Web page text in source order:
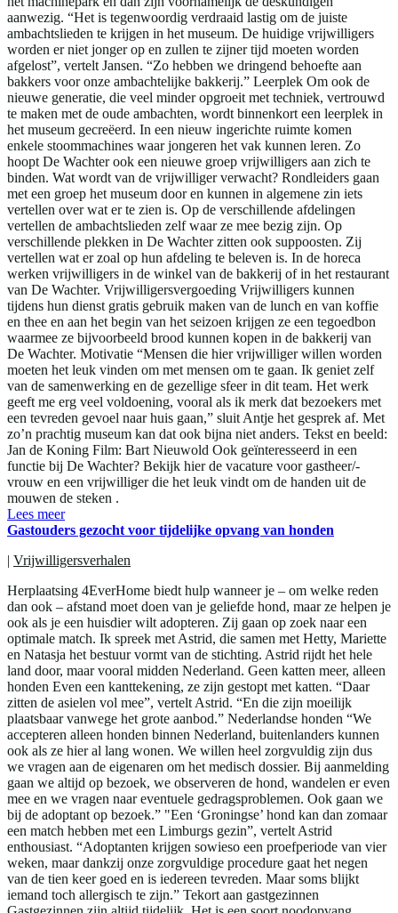
aanwezig. “Het is tegenwoordig verdraaid lastig om de juiste
ambachtslieden te krijgen in het museum. De huidige vrijwilligers
worden er niet jonger op en zullen te zijner tijd moeten worden
afgelost”, vertelt Jansen. “Zo hebben we dringend behoefte aan
bakkers voor onze ambachtelijke bakkerij.” Leerplek Om ook de
nieuwe generatie, die veel minder opgroeit met techniek, vertrouwd
te maken met de oude ambachten, wordt binnenkort een leerplek in
het museum gecreëerd. In een nieuw ingerichte ruimte komen
enkele stoommachines waar jongeren het vak kunnen leren. Zo
hoopt De Wachter ook een nieuwe groep vrijwilligers aan zich te
binden. Wat wordt van de vrijwilliger verwacht? Rondleiders gaan
met een groep het museum door en kunnen in algemene zin iets
vertellen over wat er te zien is. Op de verschillende afdelingen
vertellen de ambachtslieden zelf waar ze mee bezig zijn. Op
verschillende plekken in De Wachter zitten ook suppoosten. Zij
vertellen wat er zoal op hun afdeling te beleven is. In de horeca
werken vrijwilligers in de winkel van de bakkerij of in het restaurant
van De Wachter. Vrijwilligersvergoeding Vrijwilligers kunnen
tijdens hun dienst gratis gebruik maken van de lunch en van koffie
en thee en aan het begin van het seizoen krijgen ze een tegoedbon
waarmee ze bijvoorbeeld brood kunnen kopen in de bakkerij van
De Wachter. Motivatie “Mensen die hier vrijwilliger willen worden
moeten het leuk vinden om met mensen om te gaan. Ik geniet zelf
van de samenwerking en de gezellige sfeer in dit team. Het werk
geeft me erg veel voldoening, vooral als ik merk dat bezoekers met
een tevreden gevoel naar huis gaan,” sluit Antje het gesprek af. Met
zo’n prachtig museum kan dat ook bijna niet anders. Tekst en beeld:
Jan de Koning Film: Bart Nieuwold Ook geïnteresseerd in een
functie bij De Wachter? Bekijk hier de vacature voor gastheer/-
vrouw en een vrijwilliger die het leuk vindt om de handen uit de
mouwen de steken .
Lees meer
Gastouders gezocht voor tijdelijke opvang van honden
| Vrijwilligersverhalen
Herplaatsing 4EverHome biedt hulp wanneer je – om welke reden
dan ook – afstand moet doen van je geliefde hond, maar ze helpen je
ook als je een huisdier wilt adopteren. Zij gaan op zoek naar een
optimale match. Ik spreek met Astrid, die samen met Hetty, Mariette
en Natasja het bestuur vormt van de stichting. Astrid rijdt het hele
land door, maar vooral midden Nederland. Geen katten meer, alleen
honden Even een kanttekening, ze zijn gestopt met katten. “Daar
zitten de asielen vol mee”, vertelt Astrid. “En die zijn moeilijk
plaatsbaar vanwege het grote aanbod.” Nederlandse honden “We
accepteren alleen honden binnen Nederland, buitenlanders kunnen
ook als ze hier al lang wonen. We willen heel zorgvuldig zijn dus
we vragen aan de eigenaren om het medisch dossier. Bij aanmelding
gaan we altijd op bezoek, we observeren de hond, wandelen er even
mee en we vragen naar eventuele gedragsproblemen. Ook gaan we
bij de adoptant op bezoek.” "Een ‘Groningse’ hond kan dan zomaar
een match hebben met een Limburgs gezin”, vertelt Astrid
enthousiast. “Adoptanten krijgen sowieso een proefperiode van vier
weken, maar dankzij onze zorgvuldige procedure gaat het negen
van de tien keer goed en is iedereen tevreden. Maar soms blijkt
iemand toch allergisch te zijn.” Tekort aan gastgezinnen